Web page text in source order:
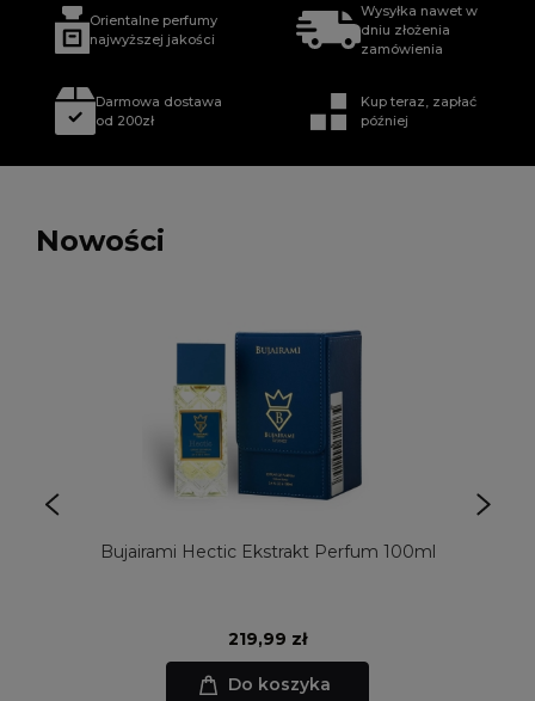
Orientalne perfumy
najwyższej jakości
Darmowa dostawa
od 200zł
Wysyłka nawet w
dniu złożenia
zamówienia
Kup teraz, zapłać
później
Nowości
Bujairami Hectic Ekstrakt Perfum 100ml
219,99 zł
Do koszyka